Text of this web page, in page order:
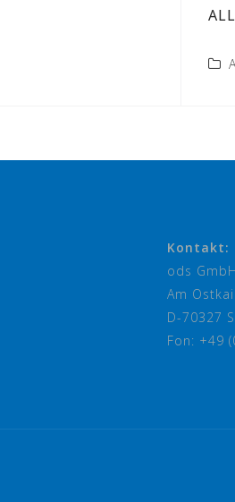
Kontakt:
ods GmbH
Am Ostkai
D-70327
Fon: +49